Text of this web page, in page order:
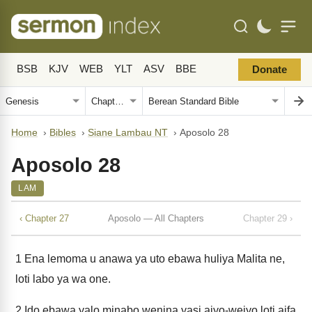
BSB KJV WEB YLT ASV BBE Donate
Home › Bibles › Siane Lambau NT › Aposolo 28
Aposolo 28
LAM
‹ Chapter 27 Aposolo — All Chapters Chapter 29 ›
1 Ena lemoma u anawa ya uto ebawa huliya Malita ne,
loti labo ya wa one.